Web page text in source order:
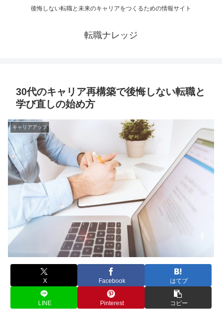
後悔しない転職と未来のキャリアをつくるための情報サイト
転職ナレッジ
30代のキャリア再構築で後悔しない転職と
学び直しの始め方
キャリアアップ
X Facebook はてブ
LINE Pinterest コピー